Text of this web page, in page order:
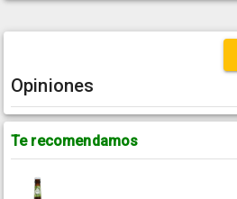
Opiniones
Te recomendamos